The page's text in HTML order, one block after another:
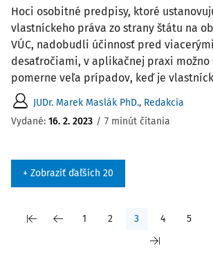
Hoci osobitné predpisy, ktoré
vlastníckeho práva zo strany štátu na
VÚC, nadobudli účinnosť pred
desaťročiami, v aplikačnej praxi možno
pomerne veľa prípadov, keď je
JUDr. Marek Maslák PhD., Redakcia
Vydané: 16. 2. 2023 / 7 minút čítania
+ Zobraziť ďaľších 20
1 2 3 4 5